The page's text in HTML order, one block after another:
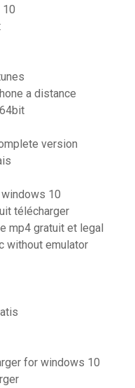
a distance
version
10
télécharger
mp4 gratuit et legal
without emulator
for windows 10